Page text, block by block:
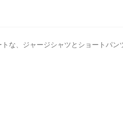
な、ジャージシャツとショートパ